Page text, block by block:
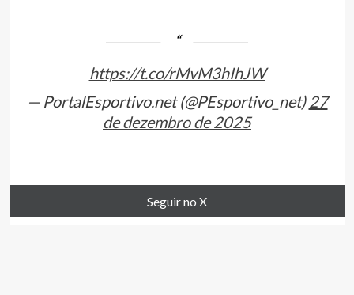
https://t.co/rMvM3hIhJW
— PortalEsportivo.net (@PEsportivo_net)27
de dezembro de 2025
Seguir no X